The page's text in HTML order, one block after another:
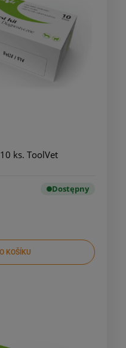
ks. ToolVet
Dostępny
KOŠÍKU